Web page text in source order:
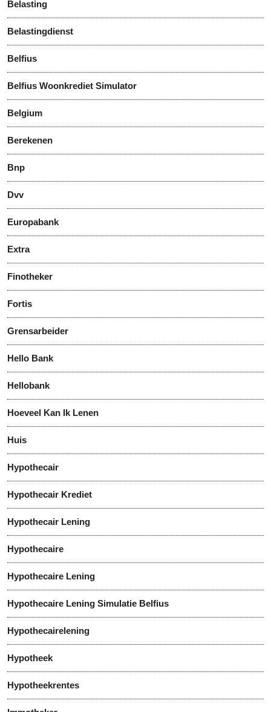
Belasting
Belastingdienst
Belfius
Belfius Woonkrediet Simulator
Belgium
Berekenen
Bnp
Dvv
Europabank
Extra
Finotheker
Fortis
Grensarbeider
Hello Bank
Hellobank
Hoeveel Kan Ik Lenen
Huis
Hypothecair
Hypothecair Krediet
Hypothecair Lening
Hypothecaire
Hypothecaire Lening
Hypothecaire Lening Simulatie Belfius
Hypothecairelening
Hypotheek
Hypotheekrentes